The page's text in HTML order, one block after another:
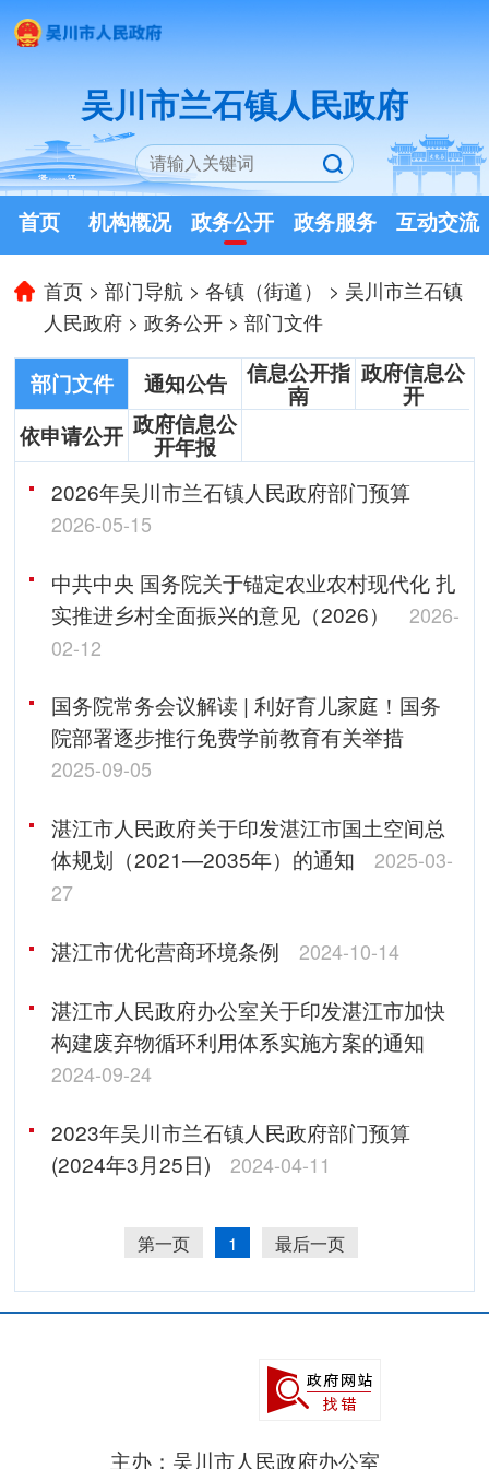
吴川市兰石镇人民政府
首页 机构概况 政务公开 政务服务 互动交流
首页 >部门导航 >各镇（街道） > 吴川市兰石镇
人民政府 >政务公开 >部门文件
部门文件 通知公告 信息公开指
南
政府信息公
开
依申请公开 政府信息公
开年报
2026年吴川市兰石镇人民政府部门预算
2026-05-15
中共中央 国务院关于锚定农业农村现代化 扎
实推进乡村全面振兴的意见（2026）
2026-
02-12
国务院常务会议解读 | 利好育儿家庭！国务
院部署逐步推行免费学前教育有关举措
2025-09-05
湛江市人民政府关于印发湛江市国土空间总
体规划（2021—2035年）的通知
2025-03-
27
湛江市优化营商环境条例 2024-10-14
湛江市人民政府办公室关于印发湛江市加快
构建废弃物循环利用体系实施方案的通知
2024-09-24
2023年吴川市兰石镇人民政府部门预算
(2024年3月25日)
2024-04-11
第一页 1 最后一页
主办：吴川市人民政府办公室